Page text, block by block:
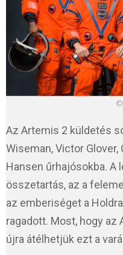
©
Az Artemis 2 küldetés
Wiseman, Victor
Hansen űrhajósokba. A
összetartás, az a
az emberiséget a
ragadott. Most, hogy az
újra átélhetjük ezt a